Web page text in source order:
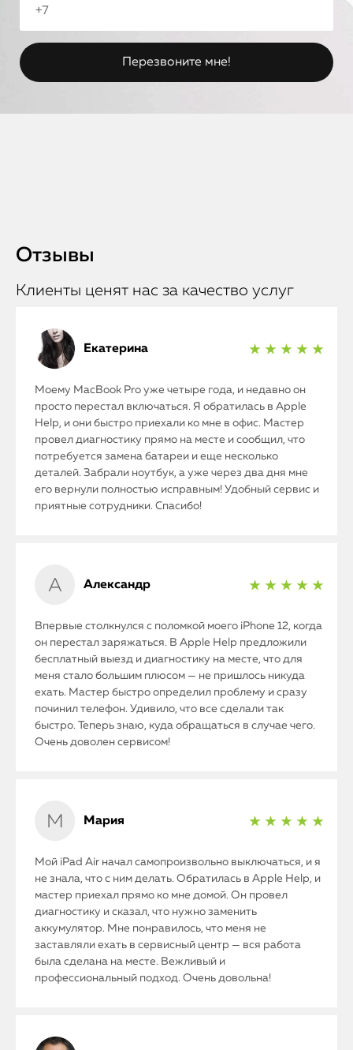
Отзывы
Клиенты ценят нас за качество услуг
Екатерина ★ ★ ★ ★ ★
Моему MacBook Pro уже четыре года, и недавно он
просто перестал включаться. Я обратилась в Apple
Help, и они быстро приехали ко мне в офис. Мастер
провел диагностику прямо на месте и сообщил, что
потребуется замена батареи и еще несколько
деталей. Забрали ноутбук, а уже через два дня мне
его вернули полностью исправным! Удобный сервис и
приятные сотрудники. Спасибо!
Александр ★ ★ ★ ★ ★
Впервые столкнулся с поломкой моего iPhone 12, когда
он перестал заряжаться. В Apple Help предложили
бесплатный выезд и диагностику на месте, что для
меня стало большим плюсом — не пришлось никуда
ехать. Мастер быстро определил проблему и сразу
починил телефон. Удивило, что все сделали так
быстро. Теперь знаю, куда обращаться в случае чего.
Очень доволен сервисом!
Мария ★ ★ ★ ★ ★
Мой iPad Air начал самопроизвольно выключаться, и я
не знала, что с ним делать. Обратилась в Apple Help, и
мастер приехал прямо ко мне домой. Он провел
диагностику и сказал, что нужно заменить
аккумулятор. Мне понравилось, что меня не
заставляли ехать в сервисный центр — вся работа
была сделана на месте. Вежливый и
профессиональный подход. Очень довольна!